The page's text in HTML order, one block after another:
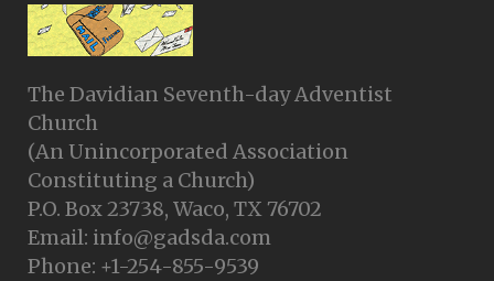
The Davidian Seventh-day Adventist
Church
(An Unincorporated Association
Constituting a Church)
P.O. Box 23738, Waco, TX 76702
Email: info@gadsda.com
Phone: +1-254-855-9539